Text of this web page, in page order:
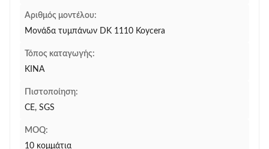
Αριθμός μοντέλου:
Μονάδα τυμπάνων DK 1110 Koycera
Τόπος καταγωγής:
ΚΙΝΑ
Πιστοποίηση:
CE, SGS
MOQ:
10 κομμάτια